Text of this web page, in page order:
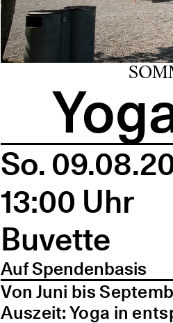
So.
13:00 Uhr
Buvette
Auf Spendenbasis
Von Juni bis
Auszeit: Yoga in